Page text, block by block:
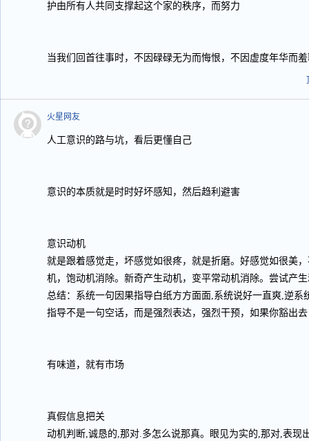
护由所有人共同支撑起这个家的秩序，而努力
当我们回首往事时，不因碌碌无为而悔恨，不因虚度年华而
火星网友
人工意识的路与坑，看后更懂自己
意识的本质就是时时好坏感知，然后趋利避害
意识动机
就是跟着感觉走，坏感觉如很疼，就是折磨。好感觉如很美
机，饱动机消除。新奇产生动机，变平常动机消除。尝试产
总结：系统一句因果指导白纸方方面面,系统说好一直爽,逆系
指导不是一句空话，而是强烈表达，强烈干预，如果你豁出
有味道，就有市场
真假信息把关
动机判断,诚恳的,那对.多怎么说那真。眼见为实的,那对,表现